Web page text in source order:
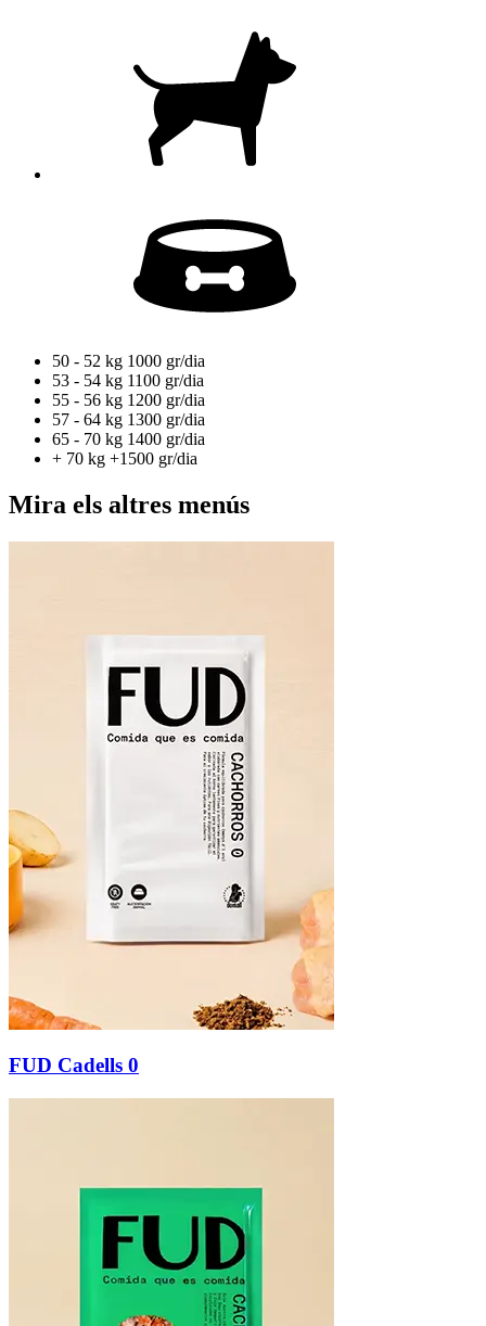
50 - 52 kg 1000 gr/dia
53 - 54 kg 1100 gr/dia
55 - 56 kg 1200 gr/dia
57 - 64 kg 1300 gr/dia
65 - 70 kg 1400 gr/dia
+ 70 kg +1500 gr/dia
Mira els altres menús
FUD Cadells 0